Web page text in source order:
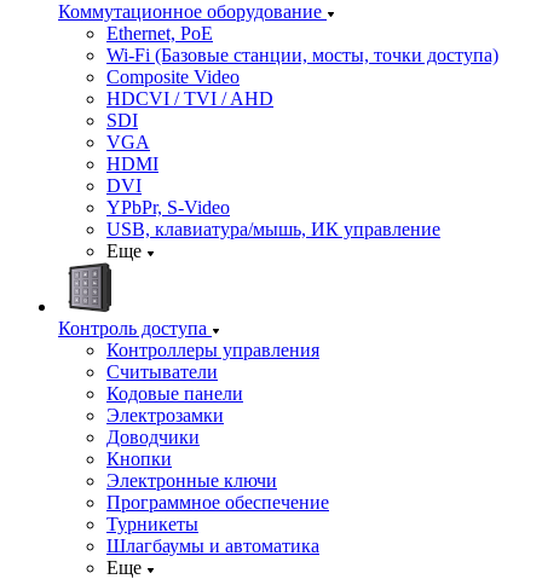
Коммутационное оборудование
Ethernet, PoE
Wi-Fi (Базовые станции, мосты, точки доступа)
Composite Video
HDCVI / TVI / AHD
SDI
VGA
HDMI
DVI
YPbPr, S-Video
USB, клавиатура/мышь, ИК управление
Еще
Контроль доступа
Контроллеры управления
Считыватели
Кодовые панели
Электрозамки
Доводчики
Кнопки
Электронные ключи
Программное обеспечение
Турникеты
Шлагбаумы и автоматика
Еще